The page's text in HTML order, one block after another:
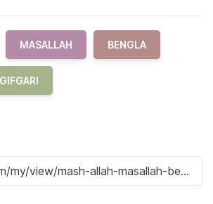
MASALLAH BENGLA
GIFGARI